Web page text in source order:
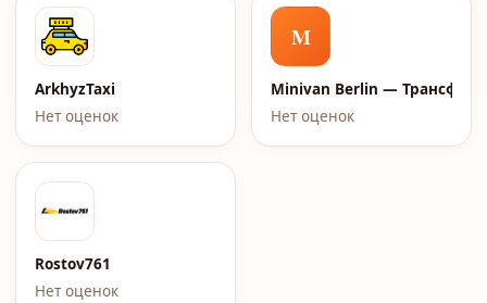
ArkhyzTaxi
Нет оценок
M
Minivan Berlin —
Нет оценок
Rostov761
Нет оценок